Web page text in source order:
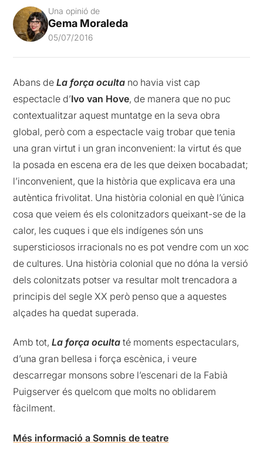
Una opinió de
Gema Moraleda
05/07/2016
Abans deLa força oculta no havia vist cap
espectacle d’Ivo van Hove, de manera que no puc
contextualitzar aquest muntatge en la seva obra
global, però com a espectacle vaig trobar que tenia
una gran virtut i un gran inconvenient: la virtut és que
la posada en escena era de les que deixen bocabadat;
l’inconvenient, que la història que explicava era una
autèntica frivolitat. Una història colonial en què l’única
cosa que veiem és els colonitzadors queixant-se de la
calor, les cuques i que els indígenes són uns
supersticiosos irracionals no es pot vendre com un xoc
de cultures. Una història colonial que no dóna la versió
dels colonitzats potser va resultar molt trencadora a
principis del segle XX però penso que a aquestes
alçades ha quedat superada.
Amb tot, La força oculta té moments espectaculars,
d’una gran bellesa i força escènica, i veure
descarregar monsons sobre l’escenari de la Fabià
Puigserver és quelcom que molts no oblidarem
fàcilment.
Més informació a Somnis de teatre